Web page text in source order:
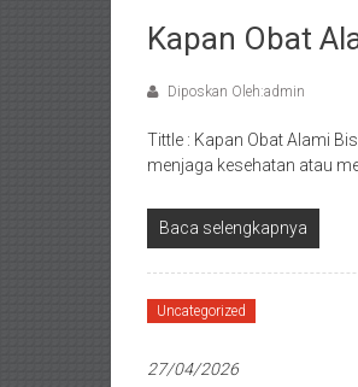
Kapan Obat
Diposkan Oleh:admin
Tittle : Kapan Obat Alami
menjaga kesehatan atau
Baca selengkapnya
Uncategorized
27/04/2026